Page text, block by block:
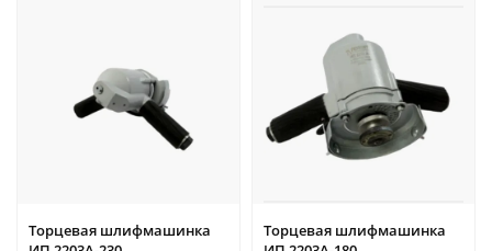
Торцевая шлифмашинка
Торцевая шлифмашинка